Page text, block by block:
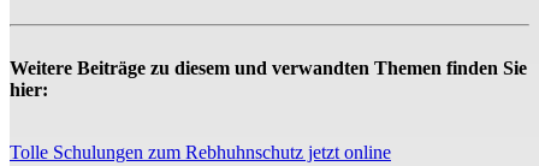
Weitere Beiträge zu diesem und verwandten Themen finden Sie
hier:
Tolle Schulungen zum Rebhuhnschutz jetzt online